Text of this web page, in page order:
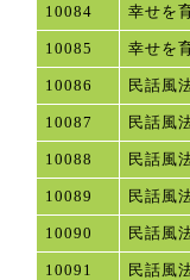
10084 幸せを
10085 幸せを
10086 民話風
10087 民話風
10088 民話風
10089 民話風
10090 民話風
10091 民話風